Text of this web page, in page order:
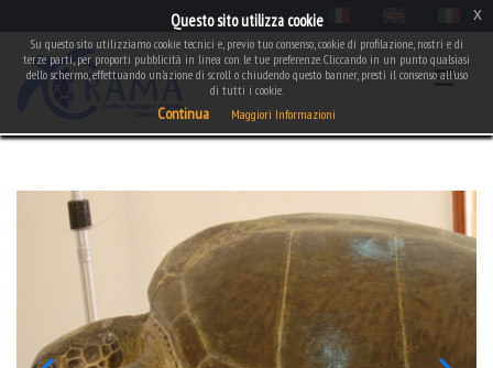
Questo sito utilizza cookie
Su questo sito utilizziamo cookie tecnici e, previo tuo consenso, cookie di profilazione, nostri e di
terze parti, per proporti pubblicità in linea con le tue preferenze. Cliccando in un punto qualsiasi
dello schermo, effettuando un'azione di scroll o chiudendo questo banner, presti il consenso all'uso
di tutti i cookie.
Continua Maggiori Informazioni
x